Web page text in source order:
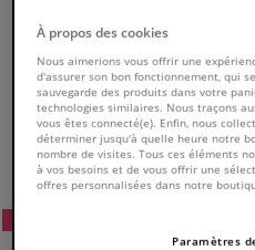
Intérieur & ameublement
Styling & Performance
Numéro de produit d'origine:0173027
Numéro de fabrication:826715
EAN:3276428267159
À propos des cookies
Nous aimerions vous offrir une
d'assurer son bon fonctionnement, qui
sauvegarde des produits dans votre
technologies similaires. Nous traçons
vous êtes connecté(e). Enfin, nous
déterminer jusqu'à quelle heure notre
nombre de visites. Tous ces éléments
à vos besoins et de vous offrir une
offres personnalisées dans notre
Paramètres